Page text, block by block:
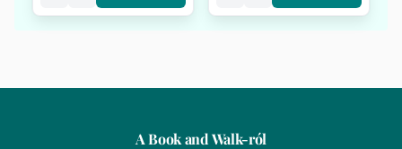
A Book and Walk-ról